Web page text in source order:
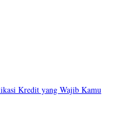
Kredit yang Wajib Kamu